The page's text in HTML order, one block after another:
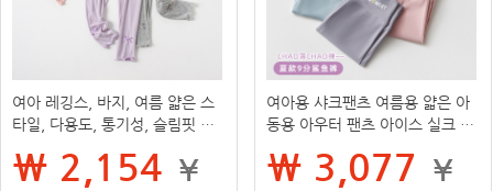
여아 레깅스, 바지, 여름 얇은 스
타일, 다용도, 통기성, 슬림핏 모
지
₩ 2,154 ¥
여아용 샤크팬츠 여름용 얇은 아
동용 아우터 팬츠 아이스 실크 레
요가 팬츠
₩ 3,077 ¥